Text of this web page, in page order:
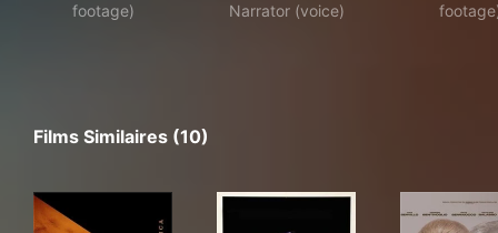
footage)
Narrator (voice)
Films Similaires (10)